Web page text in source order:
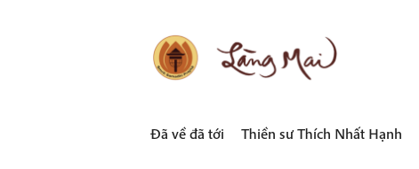
LÀNG MAI
Đã về đã tới Thiền sư Thích Nhất Hạnh